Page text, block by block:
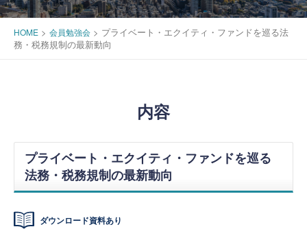
HOME > 会員勉強会 > プライベート・エクイティ・ファンドを巡る法
務・税務規制の最新動向
内容
プライベート・エクイティ・ファンドを巡る
法務・税務規制の最新動向
ダウンロード資料あり